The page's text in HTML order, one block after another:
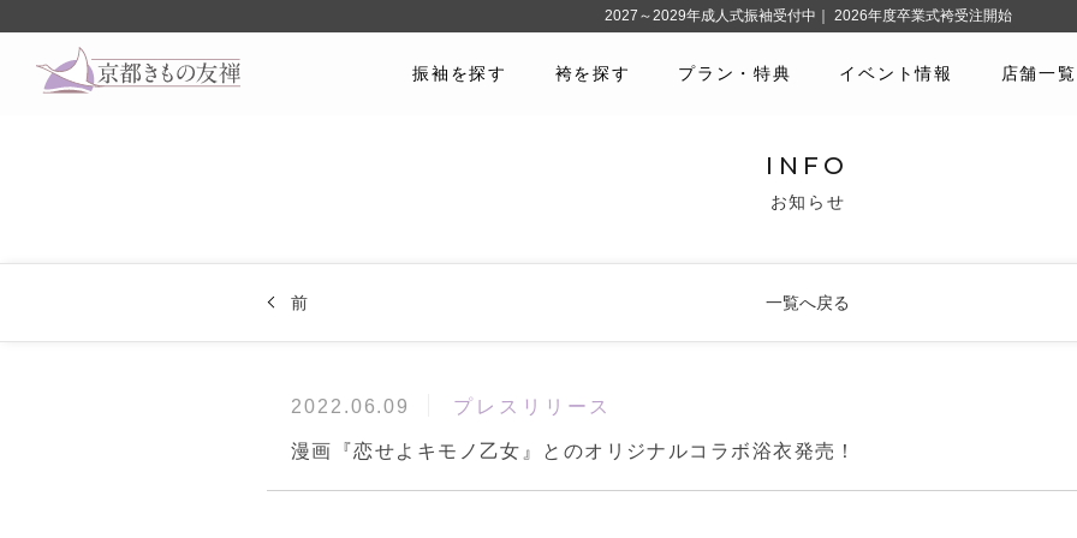
振袖を探す 袴を探す プラン・特典 イベント情報 店舗一覧
INFO
お知らせ
前 一覧へ戻る
2022.06.09 プレスリリース
漫画『恋せよキモノ乙女』とのオリジナルコラボ浴衣発売！
2027～2029年成人式振袖受付中｜ 2026年度卒業式袴受注開始